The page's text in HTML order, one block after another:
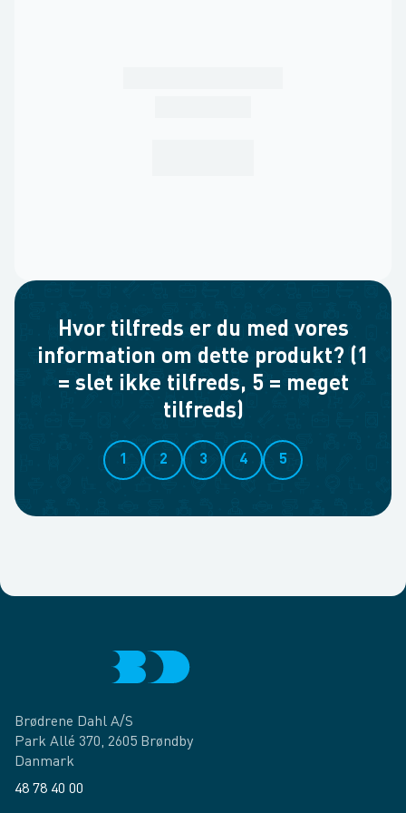
Hvor tilfreds er du med vores
information om dette produkt? (1
= slet ikke tilfreds, 5 = meget
tilfreds)
1 2 3 4 5
Brødrene Dahl A/S
Park Allé 370, 2605 Brøndby
Danmark
48 78 40 00